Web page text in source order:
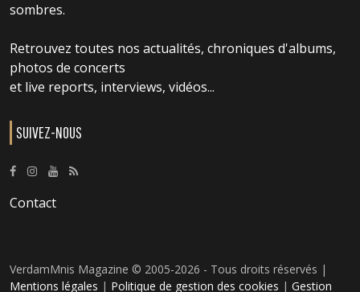
sombres.
Retrouvez toutes nos actualités, chroniques d'albums,
photos de concerts
et live reports, interviews, vidéos...
SUIVEZ-NOUS
Contact
VerdamMnis Magazine © 2005-2026 - Tous droits réservés |
Mentions légales | Politique de gestion des cookies | Gestion